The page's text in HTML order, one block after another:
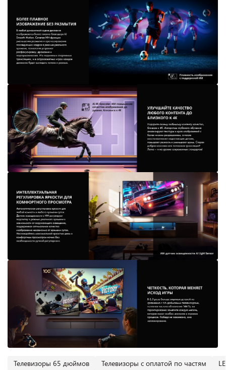
Телевизоры 65 дюймов Телевизоры с оплатой по частям